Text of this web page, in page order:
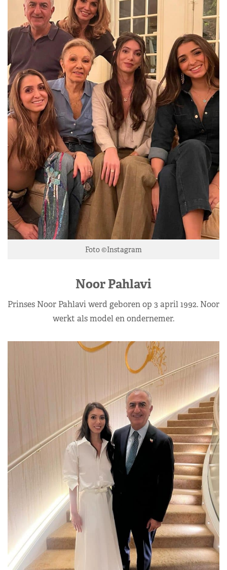
Foto ©Instagram
Noor Pahlavi
Prinses Noor Pahlavi werd geboren op 3 april 1992. Noor
werkt als model en ondernemer.